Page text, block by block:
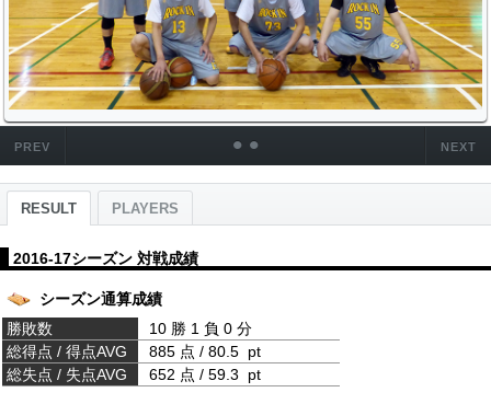
PREV • • NEXT
RESULT PLAYERS
2016-17シーズン 対戦成績
シーズン通算成績
勝敗数
10 勝 1 負 0 分
総得点 / 得点AVG
885 点 / 80.5 pt
総失点 / 失点AVG
652 点 / 59.3 pt